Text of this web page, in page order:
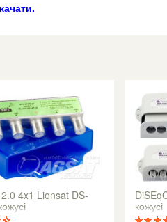
4x1 Lionsat DS-
кожусі